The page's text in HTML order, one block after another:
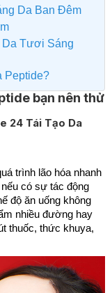
Da Ban Đêm
Tươi Sáng
Peptide?
bạn nên thử
24 Tái Tạo Da
trình lão hóa nhanh
có sự tác động
độ ăn uống không
nhiều đường hay
thuốc, thức khuya,